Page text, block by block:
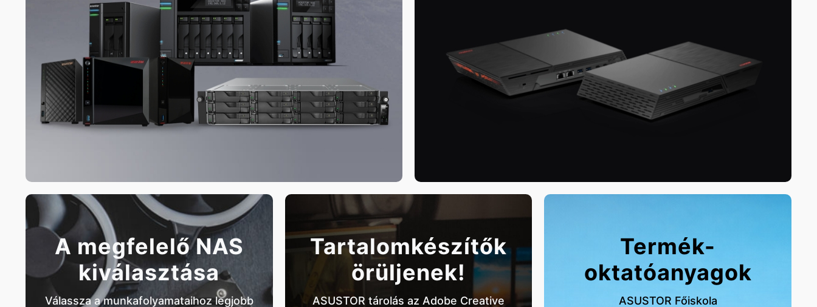
A megfelelő NAS
kiválasztása
Válassza a munkafolyamataihoz legjobb
Tartalomkészítők
örüljenek!
ASUSTOR tárolás az Adobe Creative
Termék-
oktatóanyagok
ASUSTOR Főiskola